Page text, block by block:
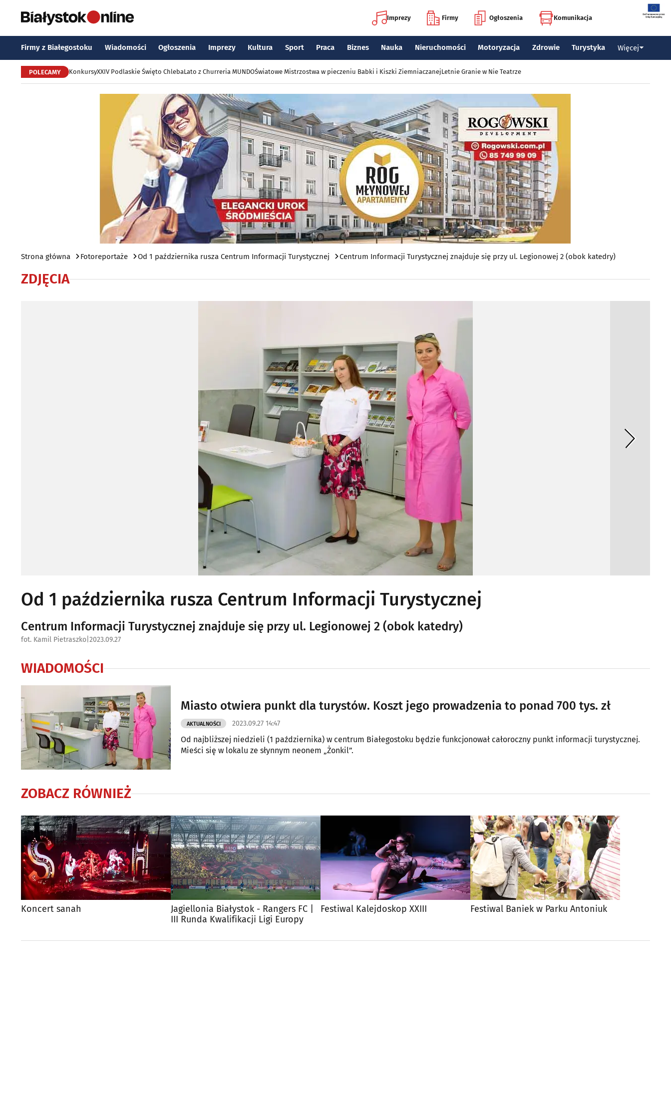
Imprezy Firmy Ogłoszenia Komunikacja
Firmy z Białegostoku Wiadomości Ogłoszenia Imprezy Kultura Sport Praca Biznes Nauka Nieruchomości Motoryzacja Zdrowie Turystyka Więcej
POLECAMY KonkursyXXIV Podlaskie Święto ChlebaLato z Churreria MUNDOŚwiatowe Mistrzostwa w pieczeniu Babki i Kiszki ZiemniaczanejLetnie Granie w Nie Teatrze
Strona główna Fotoreportaże Od 1 października rusza Centrum Informacji Turystycznej Centrum Informacji Turystycznej znajduje się przy ul. Legionowej 2 (obok katedry)
ZDJĘCIA
Od 1 października rusza Centrum Informacji Turystycznej
Centrum Informacji Turystycznej znajduje się przy ul. Legionowej 2 (obok katedry)
fot. Kamil Pietraszko 2023.09.27
WIADOMOŚCI
Miasto otwiera punkt dla turystów. Koszt jego prowadzenia to ponad 700 tys. zł
AKTUALNOŚCI 2023.09.27 14:47
Od najbliższej niedzieli (1 października) w centrum Białegostoku będzie funkcjonował całoroczny punkt informacji turystycznej.
Mieści się w lokalu ze słynnym neonem „Żonkil”.
ZOBACZ RÓWNIEŻ
Koncert sanah
Jagiellonia Białystok - Rangers FC |
III Runda Kwalifikacji Ligi Europy
Festiwal Kalejdoskop XXIII Festiwal Baniek w Parku Antoniuk